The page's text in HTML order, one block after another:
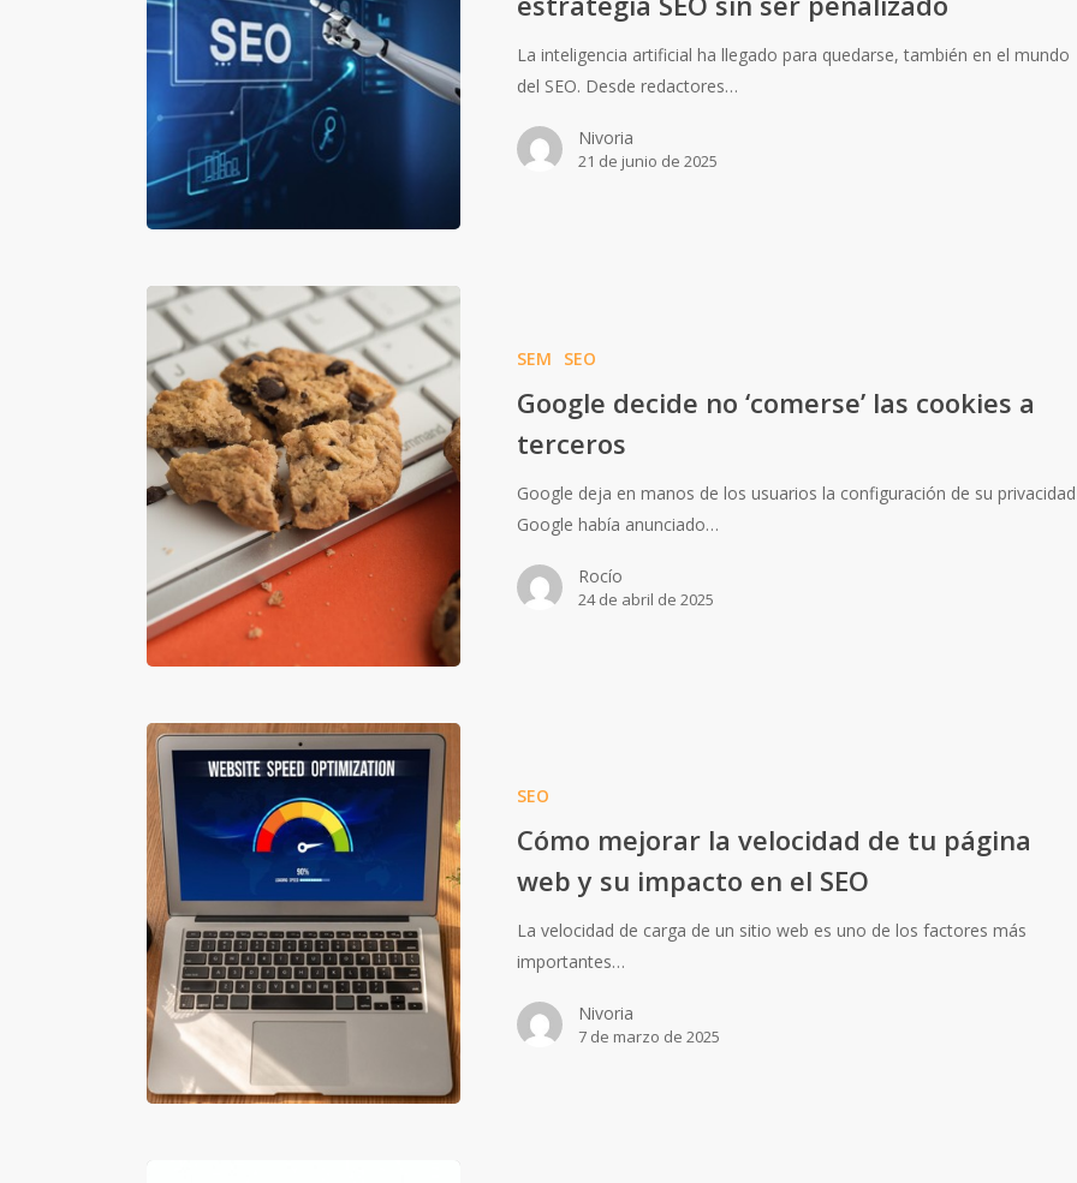
La inteligencia artificial ha llegado para quedarse, también en el mundo
del SEO. Desde redactores…
Nivoria
21 de junio de 2025
SEM SEO
Google decide no ‘comerse’ las cookies a
terceros
Google deja en manos de los usuarios la configuración de su privacidad
Google había anunciado…
Rocío
24 de abril de 2025
SEO
Cómo mejorar la velocidad de tu página
web y su impacto en el SEO
La velocidad de carga de un sitio web es uno de los factores más
importantes…
Nivoria
7 de marzo de 2025